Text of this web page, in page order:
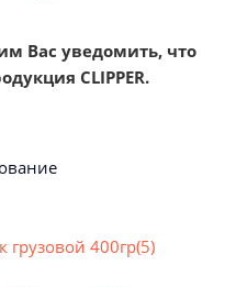
Вас уведомить, что
CLIPPER.
грузовой 400гр(5)